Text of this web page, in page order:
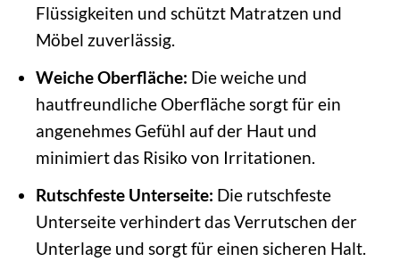
Flüssigkeiten und schützt Matratzen und
Möbel zuverlässig.
Weiche Oberfläche: Die weiche und
hautfreundliche Oberfläche sorgt für ein
angenehmes Gefühl auf der Haut und
minimiert das Risiko von Irritationen.
Rutschfeste Unterseite: Die rutschfeste
Unterseite verhindert das Verrutschen der
Unterlage und sorgt für einen sicheren Halt.